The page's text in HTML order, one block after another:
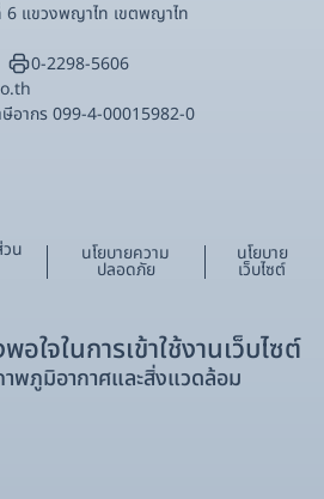
แขวงพญาไท เขตพญาไท
0-2298-5606
ษีอากร 099-4-00015982-0
น
นโยบายความ
ปลอดภัย
นโยบาย
เว็บไซต์
ใจในการเข้าใช้งานเว็บไซต์
พภูมิอากาศและสิ่งแวดล้อม